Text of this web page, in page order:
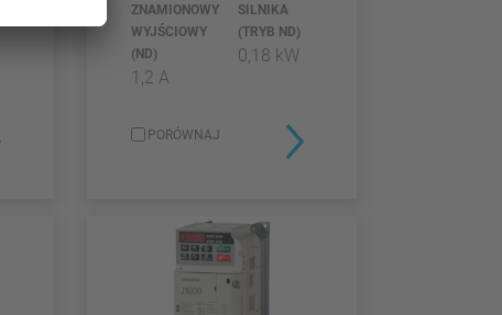
ZNAMIONOWY
WYJŚCIOWY
(ND)
1,2 A
SILNIKA
(TRYB ND)
0,18 kW
PORÓWNAJ